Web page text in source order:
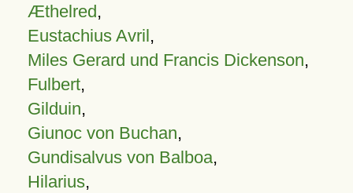
Æthelred,
Eustachius Avril,
Miles Gerard und Francis Dickenson,
Fulbert,
Gilduin,
Giunoc von Buchan,
Gundisalvus von Balboa,
Hilarius,